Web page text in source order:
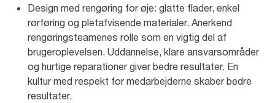
Design med rengøring for øje: glatte flader, enkel
rørføring og pletafvisende materialer. Anerkend
rengøringsteamenes rolle som en vigtig del af
brugeroplevelsen. Uddannelse, klare ansvarsområder
og hurtige reparationer giver bedre resultater. En
kultur med respekt for medarbejderne skaber bedre
resultater.